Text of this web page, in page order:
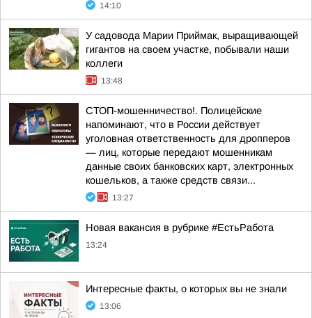
14:10
У садовода Марии Приймак, выращивающей
гигантов на своем участке, побывали наши
коллеги
13:48
СТОП-мошенничество!. Полицейские
напоминают, что в России действует
уголовная ответственность для дропперов
— лиц, которые передают мошенникам
данные своих банковских карт, электронных
кошельков, а также средств связи...
13:27
Новая вакансия в рубрике #ЕстьРабота
13:24
Интересные факты, о которых вы не знали
13:06